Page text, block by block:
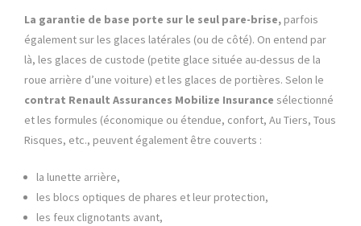
La garantie de base porte sur le seul pare-brise, parfois
également sur les glaces latérales (ou de côté). On entend par
là, les glaces de custode (petite glace située au-dessus de la
roue arrière d’une voiture) et les glaces de portières. Selon le
contrat Renault Assurances Mobilize Insurance sélectionné
et les formules (économique ou étendue, confort, Au Tiers, Tous
Risques, etc., peuvent également être couverts :
la lunette arrière,
les blocs optiques de phares et leur protection,
les feux clignotants avant,